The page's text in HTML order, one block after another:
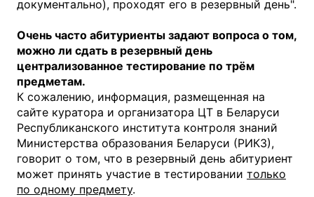
документально), проходят его в резервный день".
Очень часто абитуриенты задают вопроса о том,
можно ли сдать в резервный день
централизованное тестирование по трём
предметам.
К сожалению, информация, размещенная на
сайте куратора и организатора ЦТ в Беларуси
Республиканского института контроля знаний
Министерства образования Беларуси (РИКЗ),
говорит о том, что в резервный день абитуриент
может принять участие в тестировании только
по одному предмету.